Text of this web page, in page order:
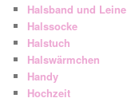
Halsband und Leine
Halssocke
Halstuch
Halswärmchen
Handy
Hochzeit